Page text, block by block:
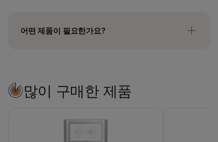
어떤 제품이 필요한가요?
Infinium HD 스타터 키트는 EPIC 어레이와 같은 HD
많이 구매한 제품